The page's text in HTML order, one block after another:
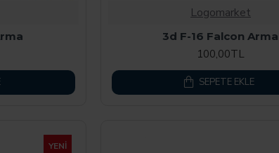
Logomarket
3d F-16 Falcon Arma
100,00TL
SEPETE EKLE
YENI